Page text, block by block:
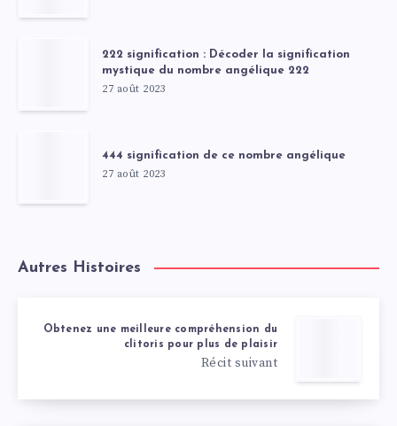
222 signification : Décoder la signification
mystique du nombre angélique 222
27 août 2023
444 signification de ce nombre angélique
27 août 2023
Autres Histoires
Obtenez une meilleure compréhension du
clitoris pour plus de plaisir
Récit suivant